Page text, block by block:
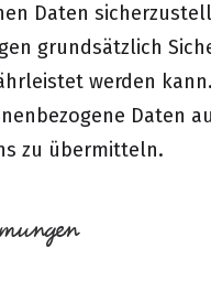
Daten
grundsätzlich
werden
Daten
zu übermitteln.